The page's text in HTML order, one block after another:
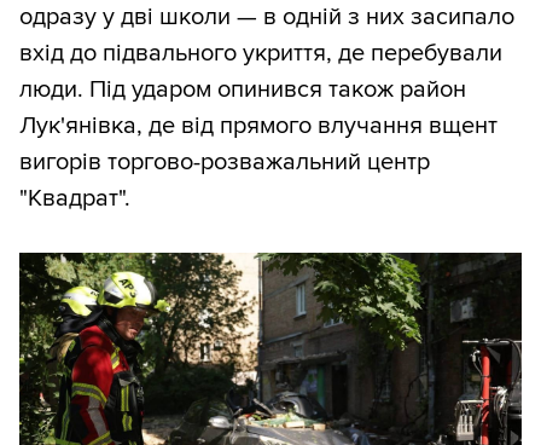
одразу у дві школи — в одній з них засипало
вхід до підвального укриття, де перебували
люди. Під ударом опинився також район
Лук'янівка, де від прямого влучання вщент
вигорів торгово-розважальний центр
"Квадрат".